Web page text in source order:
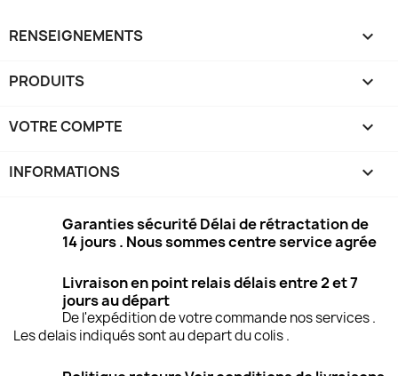
RENSEIGNEMENTS 
PRODUITS 
VOTRE COMPTE 
INFORMATIONS keyboard_arrow_down
Garanties sécurité Délai de rétractation de
14 jours . Nous sommes centre service agrée
Livraison en point relais délais entre 2 et 7
jours au départ
De l'expédition de votre commande nos services .
Les delais indiqués sont au depart du colis .